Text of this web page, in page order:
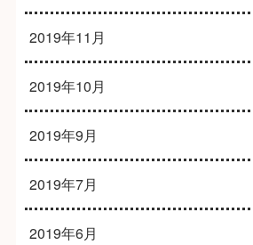
2019年11月
2019年10月
2019年9月
2019年7月
2019年6月